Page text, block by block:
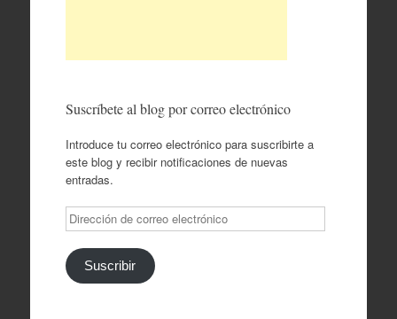
Suscríbete al blog por correo electrónico
Introduce tu correo electrónico para suscribirte a
este blog y recibir notificaciones de nuevas
entradas.
Dirección
de
correo
electrónico
Suscribir